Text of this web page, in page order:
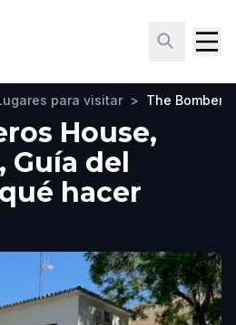
para visitar > The
House,
Guía del
hacer